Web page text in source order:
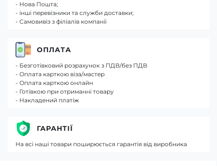
- Нова Пошта;
- інші перевізники та служби доставки;
- Самовивіз з філіалів компанії
ОПЛАТА
- Безготівковий розрахунок з ПДВ/без ПДВ
- Оплата карткою віза/мастер
- Оплата карткою онлайн
- Готівкою при отриманні товару
- Накладений платіж
ГАРАНТІЇ
На всі наші товари поширюється гарантія від виробника